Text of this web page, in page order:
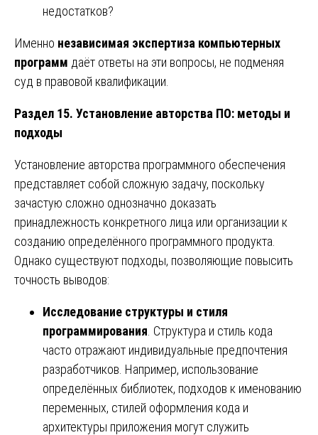
недостатков?
Именно независимая экспертиза компьютерных
программ даёт ответы на эти вопросы, не подменяя
суд в правовой квалификации.
Раздел 15. Установление авторства ПО: методы и
подходы
Установление авторства программного обеспечения
представляет собой сложную задачу, поскольку
зачастую сложно однозначно доказать
принадлежность конкретного лица или организации к
созданию определённого программного продукта.
Однако существуют подходы, позволяющие повысить
точность выводов:
Исследование структуры и стиля
программирования . Структура и стиль кода
часто отражают индивидуальные предпочтения
разработчиков. Например, использование
определённых библиотек, подходов к именованию
переменных, стилей оформления кода и
архитектуры приложения могут служить